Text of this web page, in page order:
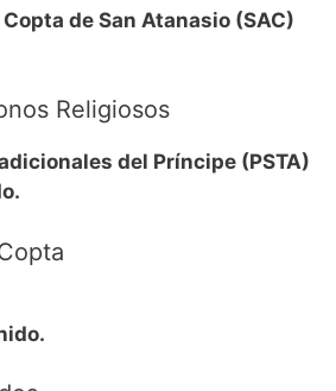
de San Atanasio (SAC)
Religiosos
del Príncipe (PSTA)